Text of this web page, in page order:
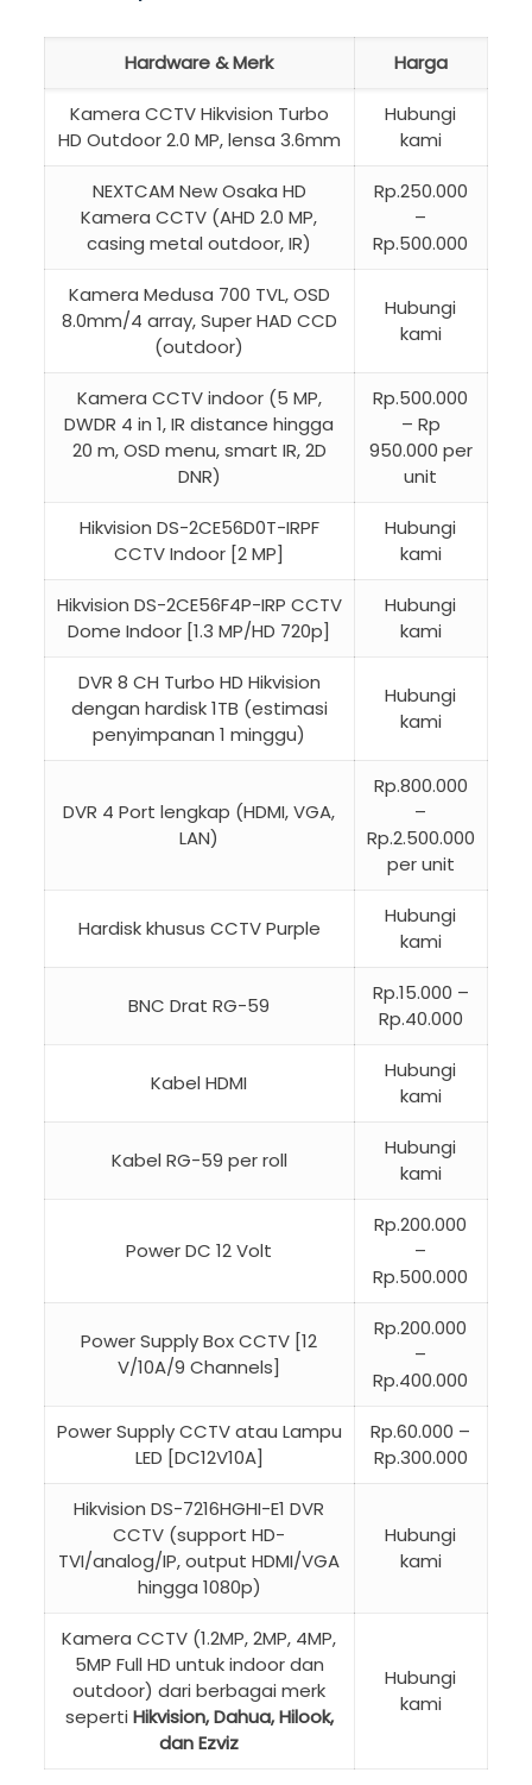
Hardware & Merk Harga
Kamera CCTV Hikvision Turbo
HD Outdoor 2.0 MP, lensa 3.6mm
Hubungi
kami
NEXTCAM New Osaka HD
Kamera CCTV (AHD 2.0 MP,
casing metal outdoor, IR)
Rp.250.000
–
Rp.500.000
Kamera Medusa 700 TVL, OSD
8.0mm/4 array, Super HAD CCD
(outdoor)
Hubungi
kami
Kamera CCTV indoor (5 MP,
DWDR 4 in 1, IR distance hingga
20 m, OSD menu, smart IR, 2D
DNR)
Rp.500.000
– Rp
950.000 per
unit
Hikvision DS-2CE56D0T-IRPF
CCTV Indoor [2 MP]
Hubungi
kami
Hikvision DS-2CE56F4P-IRP CCTV
Dome Indoor [1.3 MP/HD 720p]
Hubungi
kami
DVR 8 CH Turbo HD Hikvision
dengan hardisk 1TB (estimasi
penyimpanan 1 minggu)
Hubungi
kami
DVR 4 Port lengkap (HDMI, VGA,
LAN)
Rp.800.000
–
Rp.2.500.000
per unit
Hardisk khusus CCTV Purple
Hubungi
kami
BNC Drat RG-59
Rp.15.000 –
Rp.40.000
Kabel HDMI
Hubungi
kami
Kabel RG-59 per roll
Hubungi
kami
Power DC 12 Volt
Rp.200.000
–
Rp.500.000
Power Supply Box CCTV [12
V/10A/9 Channels]
Rp.200.000
–
Rp.400.000
Power Supply CCTV atau Lampu
LED [DC12V10A]
Rp.60.000 –
Rp.300.000
Hikvision DS-7216HGHI-E1 DVR
CCTV (support HD-
TVI/analog/IP, output HDMI/VGA
hingga 1080p)
Hubungi
kami
Kamera CCTV (1.2MP, 2MP, 4MP,
5MP Full HD untuk indoor dan
outdoor) dari berbagai merk
seperti Hikvision, Dahua, Hilook,
dan Ezviz
Hubungi
kami